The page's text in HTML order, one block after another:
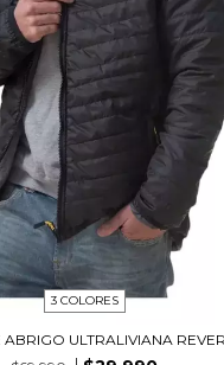
3 COLORES
ULTRALIVIANA